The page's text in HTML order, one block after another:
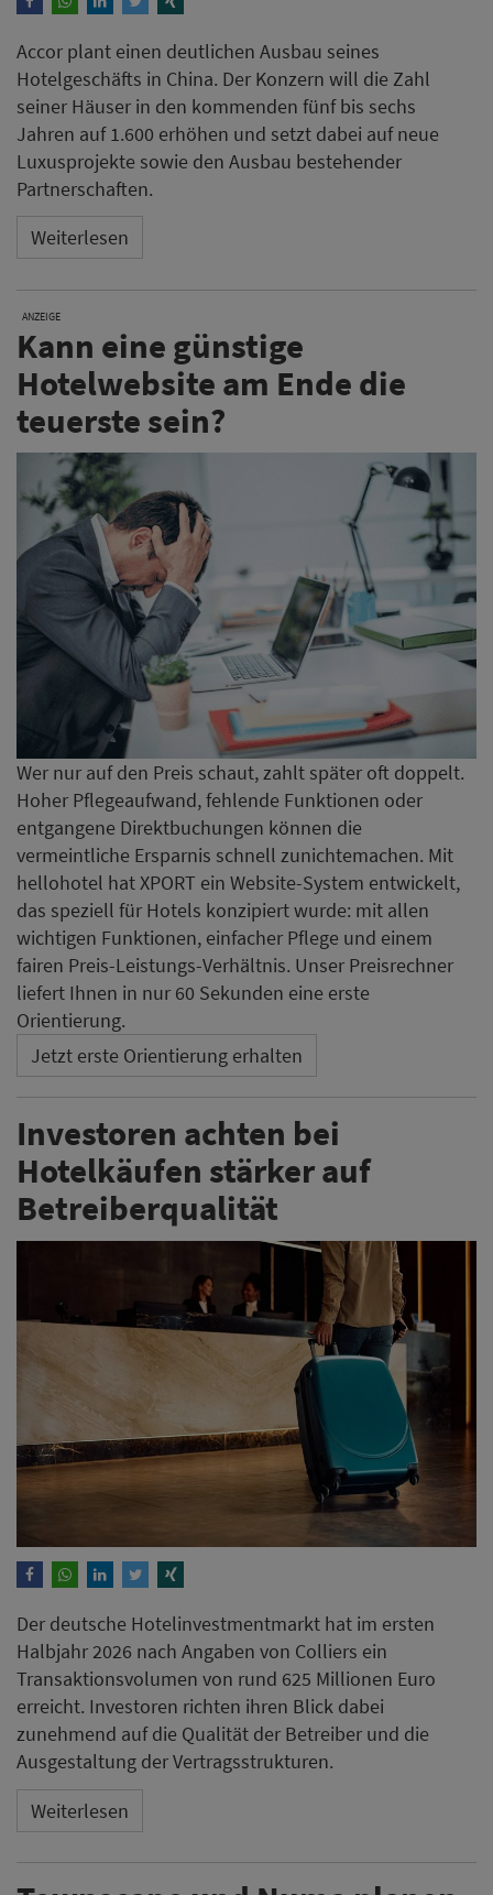
Accor plant einen deutlichen Ausbau seines
Hotelgeschäfts in China. Der Konzern will die Zahl
seiner Häuser in den kommenden fünf bis sechs
Jahren auf 1.600 erhöhen und setzt dabei auf neue
Luxusprojekte sowie den Ausbau bestehender
Partnerschaften.
Weiterlesen
ANZEIGE
Kann eine günstige
Hotelwebsite am Ende die
teuerste sein?
Wer nur auf den Preis schaut, zahlt später oft doppelt.
Hoher Pflegeaufwand, fehlende Funktionen oder
entgangene Direktbuchungen können die
vermeintliche Ersparnis schnell zunichtemachen. Mit
hellohotel hat XPORT ein Website-System entwickelt,
das speziell für Hotels konzipiert wurde: mit allen
wichtigen Funktionen, einfacher Pflege und einem
fairen Preis-Leistungs-Verhältnis. Unser Preisrechner
liefert Ihnen in nur 60 Sekunden eine erste
Orientierung.
Jetzt erste Orientierung erhalten
Investoren achten bei
Hotelkäufen stärker auf
Betreiberqualität
Der deutsche Hotelinvestmentmarkt hat im ersten
Halbjahr 2026 nach Angaben von Colliers ein
Transaktionsvolumen von rund 625 Millionen Euro
erreicht. Investoren richten ihren Blick dabei
zunehmend auf die Qualität der Betreiber und die
Ausgestaltung der Vertragsstrukturen.
Weiterlesen